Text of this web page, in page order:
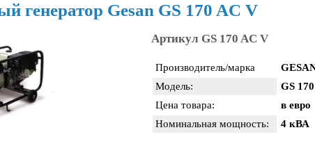
генератор Gesan GS 170 AC V
Артикул GS 170 AC V
Производитель/марка
Модель:
GS
Цена товара:
в евро
Номинальная мощность:
4 кВА